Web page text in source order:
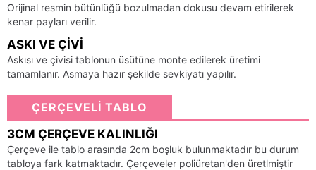
Orijinal resmin bütünlüğü bozulmadan dokusu devam etirilerek
kenar payları verilir.
ASKI VE ÇIVI
Askısı ve çivisi tablonun üsütüne monte edilerek üretimi
tamamlanır. Asmaya hazır şekilde sevkiyatı yapılır.
ÇERÇEVELİ TABLO
3CM ÇERÇEVE KALINLIĞI
Çerçeve ile tablo arasında 2cm boşluk bulunmaktadır bu durum
tabloya fark katmaktadır. Çerçeveler poliüretan'den üretlmiştir